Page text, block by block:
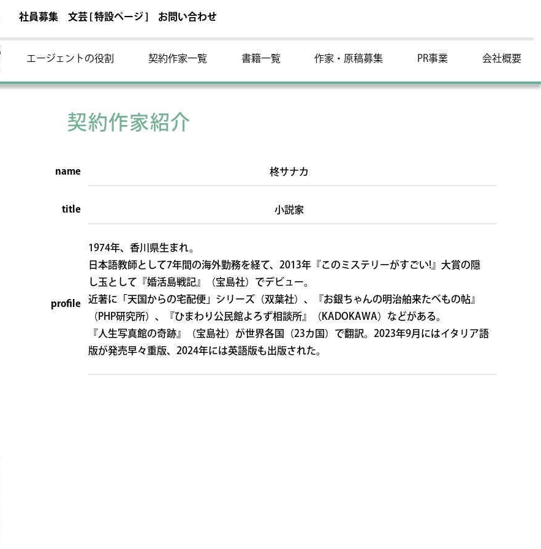
社員募集 文芸 [ 特設ページ ] お問い合わせ
エージェントの役割 契約作家一覧 書籍一覧 作家・原稿募集 PR事業 会社概要
契約作家紹介
name 柊サナカ
title 小説家
profile
1974年、香川県生まれ。
日本語教師として7年間の海外勤務を経て、2013年『このミステリーがすごい!』大賞の隠
し玉として『婚活島戦記』（宝島社）でデビュー。
近著に「天国からの宅配便」シリーズ（双葉社）、『お銀ちゃんの明治舶来たべもの帖』
（PHP研究所）、『ひまわり公民館よろず相談所』（KADOKAWA）などがある。
『人生写真館の奇跡』（宝島社）が世界各国（23カ国）で翻訳。2023年9月にはイタリア語
版が発売早々重版、2024年には英語版も出版された。